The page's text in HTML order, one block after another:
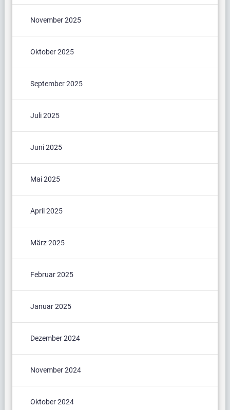
November 2025
Oktober 2025
September 2025
Juli 2025
Juni 2025
Mai 2025
April 2025
März 2025
Februar 2025
Januar 2025
Dezember 2024
November 2024
Oktober 2024